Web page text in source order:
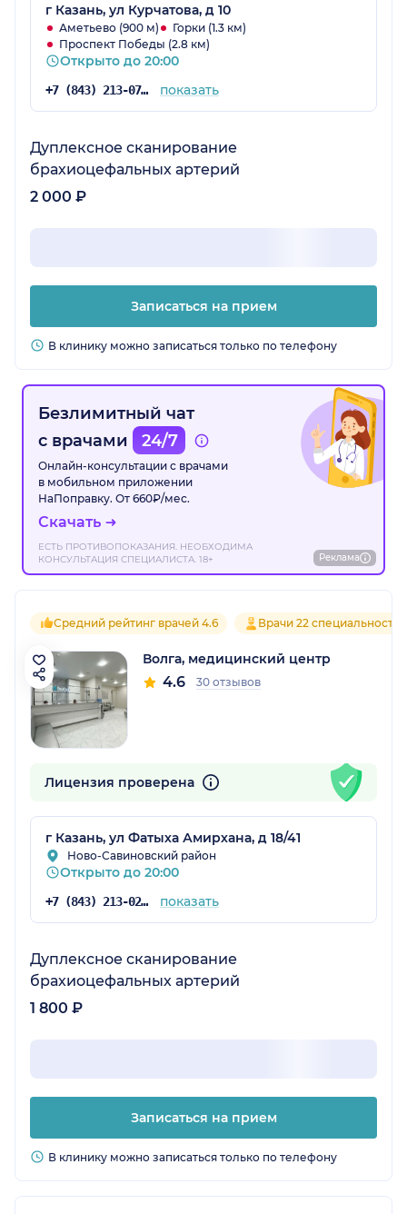
г Казань, ул Курчатова, д 10
Аметьево (900 м)
Горки (1.3 км)
Проспект Победы (2.8 км)
Открыто до 20:00
+7 (843) 213-07-39 показать
Дуплексное сканирование
брахиоцефальных артерий
2 000 ₽
Записаться на прием
В клинику можно записаться только по телефону
Безлимитный чат
с врачами
24/7
Онлайн-консультации с врачами
в мобильном приложении
НаПоправку. От 660₽/мес.
Скачать
ЕСТЬ ПРОТИВОПОКАЗАНИЯ. НЕОБХОДИМА
КОНСУЛЬТАЦИЯ СПЕЦИАЛИСТА. 18+
Реклама
Средний рейтинг врачей 4.6 Врачи 22 специальностей
Волга, медицинский центр
4.6 30 отзывов
Лицензия проверена
г Казань, ул Фатыха Амирхана, д 18/41
Ново-Савиновский район
Открыто до 20:00
+7 (843) 213-02-70 показать
Дуплексное сканирование
брахиоцефальных артерий
1 800 ₽
Записаться на прием
В клинику можно записаться только по телефону